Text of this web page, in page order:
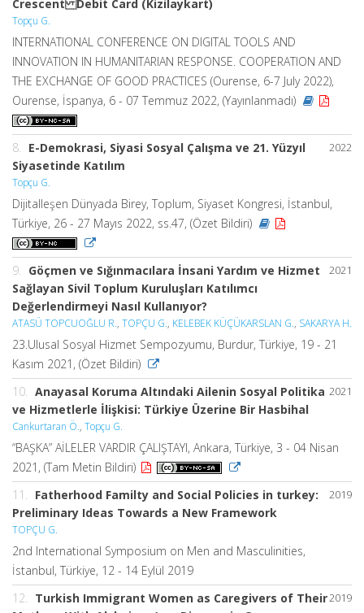
Crescent Debit Card (Kizilaykart)
Topçu G.
INTERNATIONAL CONFERENCE ON DIGITAL TOOLS AND
INNOVATION IN HUMANITARIAN RESPONSE. COOPERATION AND
THE EXCHANGE OF GOOD PRACTICES (Ourense, 6-7 July 2022),
Ourense, İspanya, 6 - 07 Temmuz 2022, (Yayınlanmadı)
2022
8.
E-Demokrasi, Siyasi Sosyal Çalışma ve 21. Yüzyıl
Siyasetinde Katılım
Topçu G.
Dijitalleşen Dünyada Birey, Toplum, Siyaset Kongresi, İstanbul,
Türkiye, 26 - 27 Mayıs 2022, ss.47, (Özet Bildiri)
2021
9.
Göçmen ve Sığınmacılara İnsani Yardım ve Hizmet
Sağlayan Sivil Toplum Kuruluşları Katılımcı
Değerlendirmeyi Nasıl Kullanıyor?
ATASÜ TOPCUOĞLU R., TOPÇU G., KELEBEK KÜÇÜKARSLAN G., SAKARYA H.
23.Ulusal Sosyal Hizmet Sempozyumu, Burdur, Türkiye, 19 - 21
Kasım 2021, (Özet Bildiri)
2021
10.
Anayasal Koruma Altındaki Ailenin Sosyal Politika
ve Hizmetlerle İlişkisi: Türkiye Üzerine Bir Hasbihal
Cankurtaran Ö., Topçu G.
“BAŞKA” AİLELER VARDIR ÇALIŞTAYI, Ankara, Türkiye, 3 - 04 Nisan
2021, (Tam Metin Bildiri)
2019
11.
Fatherhood Familty and Social Policies in turkey:
Preliminary Ideas Towards a New Framework
TOPÇU G.
2nd International Symposium on Men and Masculinities,
İstanbul, Türkiye, 12 - 14 Eylül 2019
2019
12.
Turkish Immigrant Women as Caregivers of Their